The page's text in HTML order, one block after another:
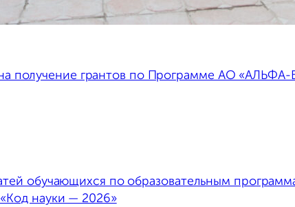
получение грантов по Программе AO
обучающихся по образовательным
науки — 2026»